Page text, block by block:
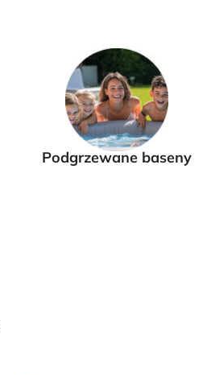
Podgrzewane baseny